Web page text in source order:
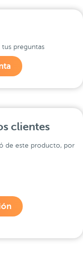
preguntas
clientes
de este producto, por